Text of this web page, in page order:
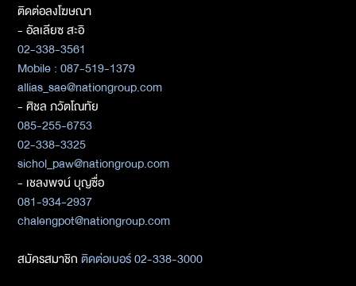
ติดต่อลงโฆษณา
- อัลเลียซ สะอิ
02-338-3561
Mobile : 087-519-1379
allias_sae@nationgroup.com
- ศิชล ภวัตโณทัย
085-255-6753
02-338-3325
sichol_paw@nationgroup.com
- เชลงพจน์ บุญซื่อ
081-934-2937
chalengpot@nationgroup.com
สมัครสมาชิกติดต่อเบอร์ 02-338-3000